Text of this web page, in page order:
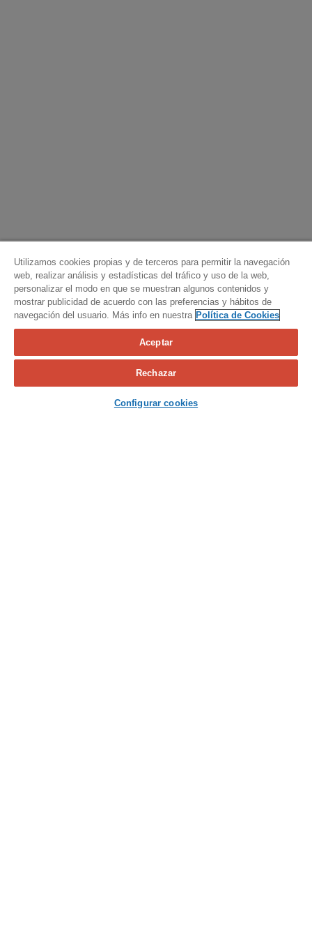
Calcula tu seguro
Contacta con nosotros
Utilizamos cookies propias y de terceros para permitir la navegación
web, realizar análisis y estadísticas del tráfico y uso de la web,
personalizar el modo en que se muestran algunos contenidos y
mostrar publicidad de acuerdo con las preferencias y hábitos de
navegación del usuario. Más info en nuestra Política de Cookies
Aceptar
Rechazar
Configurar cookies